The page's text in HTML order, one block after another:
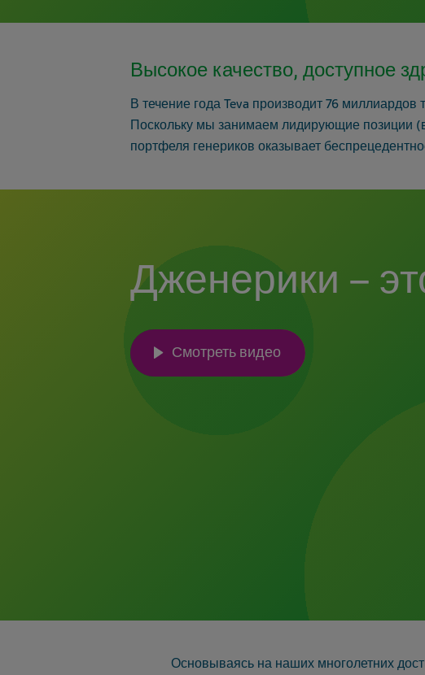
Высокое качество, доступное
В течение года Teva производит 76
Поскольку мы занимаем лидирующие позиции
портфеля генериков оказывает
Дженерики –
Смотреть видео
Основываясь на наших многолетних